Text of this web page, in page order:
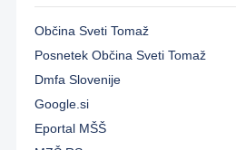
Občina Sveti Tomaž
Posnetek Občina Sveti Tomaž
Dmfa Slovenije
Google.si
Eportal MŠŠ